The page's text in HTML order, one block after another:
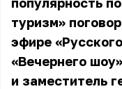
туризм»
эфире
«Вечернего
и заместитель